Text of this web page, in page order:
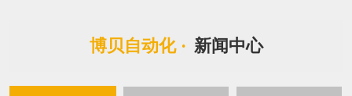
博贝自动化 · 新闻中心